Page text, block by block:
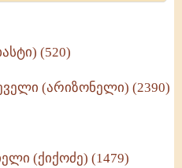
- II ტომი
-
(520)
(არიზონელი) (2390)
(ქიქოძე) (1479)